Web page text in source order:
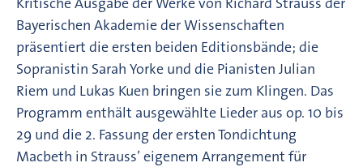
Bayerischen Akademie der Wissenschaften
präsentiert die ersten beiden Editionsbände; die
Sopranistin Sarah Yorke und die Pianisten Julian
Riem und Lukas Kuen bringen sie zum Klingen. Das
Programm enthält ausgewählte Lieder aus op. 10 bis
29 und die 2. Fassung der ersten Tondichtung
Macbeth in Strauss’ eigenem Arrangement für